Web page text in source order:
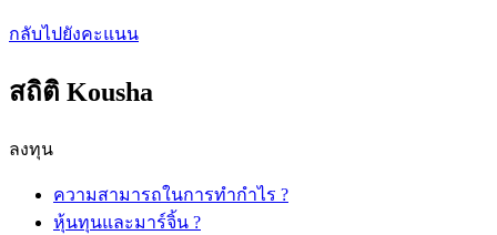
กลับไปยังคะแนน
สถิติ Kousha
ลงทุน
ความสามารถในการทำกำไร ?
หุ้นทุนและมาร์จิ้น ?